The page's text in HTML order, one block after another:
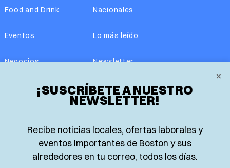
×
¡SUSCRÍBETE A NUESTRO
NEWSLETTER!
Recibe noticias locales, ofertas laborales y
eventos importantes de Boston y sus
alrededores en tu correo, todos los días.
Food and Drink
Eventos
Negocios
Real Estate
Guía de Recursos
Nacionales
Lo más leído
Newsletter
Edición impresa
Advertise with us